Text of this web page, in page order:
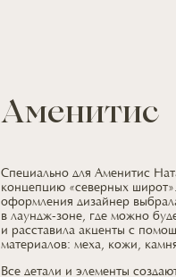
Аменитис
Специально для Аменитис
концепцию «северных широт».
оформления дизайнер
в лаундж-зоне, где можно
и расставилаакценты с
материалов: меха, кожи,
Все детали и элементы